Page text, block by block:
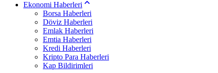
Ekonomi Haberleri
Borsa Haberleri
Döviz Haberleri
Emlak Haberleri
Emtia Haberleri
Kredi Haberleri
Kripto Para Haberleri
Kap Bildirimleri